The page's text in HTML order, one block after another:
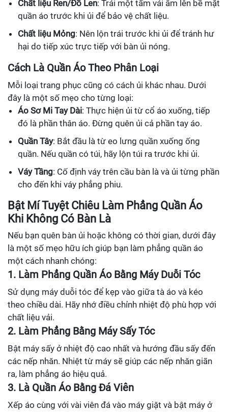
Chất liệu Ren/Đồ Len: Trải một tấm vải ẩm lên bề mặt
quần áo trước khi ủi để bảo vệ chất liệu.
Chất liệu Mỏng: Nên lộn trái trước khi ủi để tránh hư
hại do tiếp xúc trực tiếp với bàn ủi nóng.
Cách Là Quần Áo Theo Phân Loại
Mỗi loại trang phục cũng có cách ủi khác nhau. Dưới
đây là một số mẹo cho từng loại:
Áo Sơ Mi Tay Dài: Thực hiện ủi từ cổ áo xuống, tiếp
đó là phần thân áo. Đừng quên ủi cả phần tay áo.
Quần Tây: Bắt đầu là từ eo lưng quần xuống ống
quần. Nếu quần có túi, hãy lộn túi ra trước khi ủi.
Váy Tầng: Cố định váy trên cầu bàn là và ủi từng phần
cho đến khi váy phẳng phiu.
Bật Mí Tuyệt Chiêu Làm Phẳng Quần Áo
Khi Không Có Bàn Là
Nếu bạn quên bàn ủi hoặc không có thời gian, dưới đây
là một số mẹo hữu ích giúp bạn làm phẳng quần áo
một cách nhanh chóng:
1. Làm Phẳng Quần Áo Bằng Máy Duỗi Tóc
Sử dụng máy duỗi tóc để kẹp vào giữa tà áo và kéo
theo chiều dài. Hãy nhớ điều chỉnh nhiệt độ phù hợp với
chất liệu vải.
2. Làm Phẳng Bằng Máy Sấy Tóc
Bật máy sấy ở nhiệt độ cao nhất và hướng đầu sấy đến
các nếp nhăn. Nhiệt từ máy sẽ giúp các nếp nhăn giãn
ra, làm phẳng áo hiệu quả.
3. Là Quần Áo Bằng Đá Viên
Xếp áo cùng với vài viên đá vào máy giặt và bật máy ở